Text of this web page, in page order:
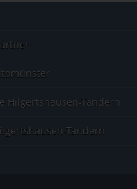
Hilgertshausen-Tandern
Tandern